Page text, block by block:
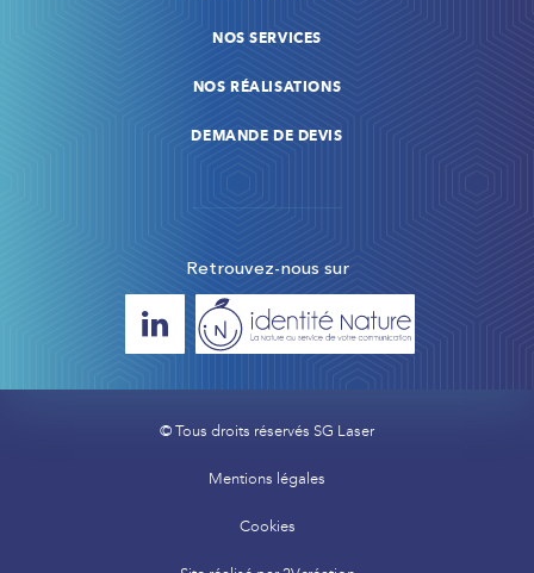
NOS SERVICES
NOS RÉALISATIONS
DEMANDE DE DEVIS
Retrouvez-nous sur
© Tous droits réservés SG Laser
Mentions légales
Cookies